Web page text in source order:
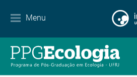
Menu
Contact